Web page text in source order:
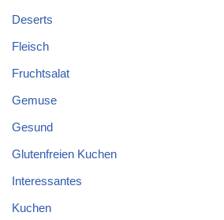
Deserts
Fleisch
Fruchtsalat
Gemuse
Gesund
Glutenfreien Kuchen
Interessantes
Kuchen